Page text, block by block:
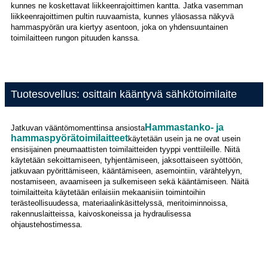
kunnes ne koskettavat liikkeenrajoittimen kantta. Jatka vasemman
liikkeenrajoittimen pultin ruuvaamista, kunnes yläosassa näkyvä
hammaspyörän ura kiertyy asentoon, joka on yhdensuuntainen
toimilaitteen rungon pituuden kanssa.
Tuotesovellus: osittain kääntyvä sähkötoimilaite
Jatkuvan vääntömomenttinsa ansiosta Hammastanko- ja
hammaspyörätoimilaitteetkäytetään usein ja ne ovat usein
ensisijainen pneumaattisten toimilaitteiden tyyppi venttiileille. Niitä
käytetään sekoittamiseen, tyhjentämiseen, jaksottaiseen syöttöön,
jatkuvaan pyörittämiseen, kääntämiseen, asemointiin, värähtelyyn,
nostamiseen, avaamiseen ja sulkemiseen sekä kääntämiseen. Näitä
toimilaitteita käytetään erilaisiin mekaanisiin toimintoihin
terästeollisuudessa, materiaalinkäsittelyssä, meritoiminnoissa,
rakennuslaitteissa, kaivoskoneissa ja hydraulisessa
ohjaustehostimessa.